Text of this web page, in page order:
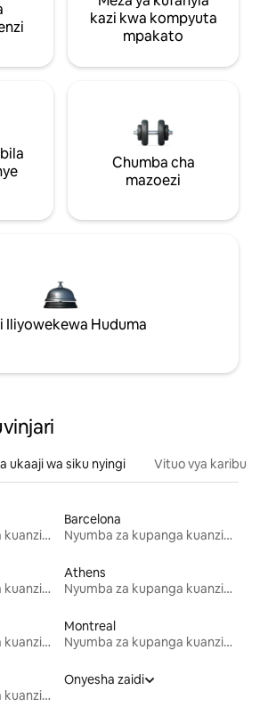
kazi kwa kompyuta
mpakato
Chumba cha
mazoezi
Iliyowekewa Huduma
ukaaji wa siku nyingi Vituo vya karibu
Nyumba za kupanga kuanzia mwezi mmoja
Barcelona
Nyumba za kupanga kuanzia mwezi mmoja
Nyumba za kupanga kuanzia mwezi mmoja
Athens
Nyumba za kupanga kuanzia mwezi mmoja
Nyumba za kupanga kuanzia mwezi mmoja
Montreal
Nyumba za kupanga kuanzia mwezi mmoja
Nyumba za kupanga kuanzia mwezi mmoja
Onyesha zaidi